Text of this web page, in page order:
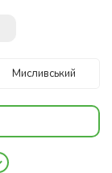
Мисливський